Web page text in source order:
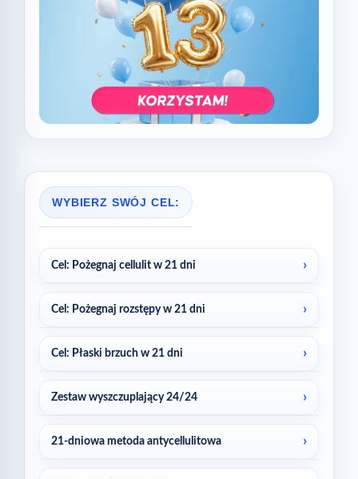
WYBIERZ SWÓJ CEL:
Cel: Pożegnaj cellulit w 21 dni
Cel: Pożegnaj rozstępy w 21 dni
Cel: Płaski brzuch w 21 dni
Zestaw wyszczuplający 24/24
21-dniowa metoda antycellulitowa